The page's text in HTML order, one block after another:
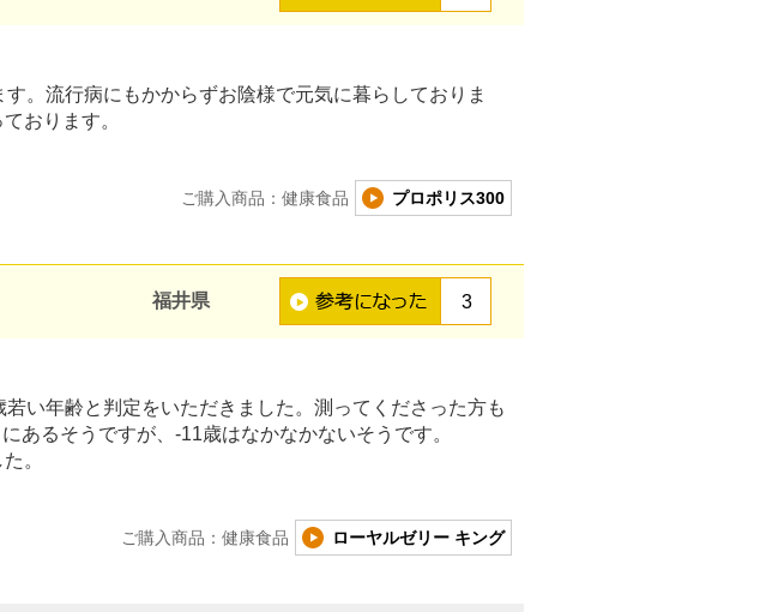
。流行病にもかからずお陰様で元気に暮らしておりま
おります。
プロポリス300
ご購入商品：健康食品
福井県 3
い年齢と判定をいただきました。測ってくださった方も
あるそうですが、-11歳はなかなかないそうです。
。
ローヤルゼリー キング
ご購入商品：健康食品